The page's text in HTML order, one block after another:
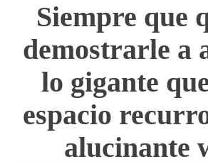
Siempre que
demostrarle a
lo gigante
espacio
alucinante